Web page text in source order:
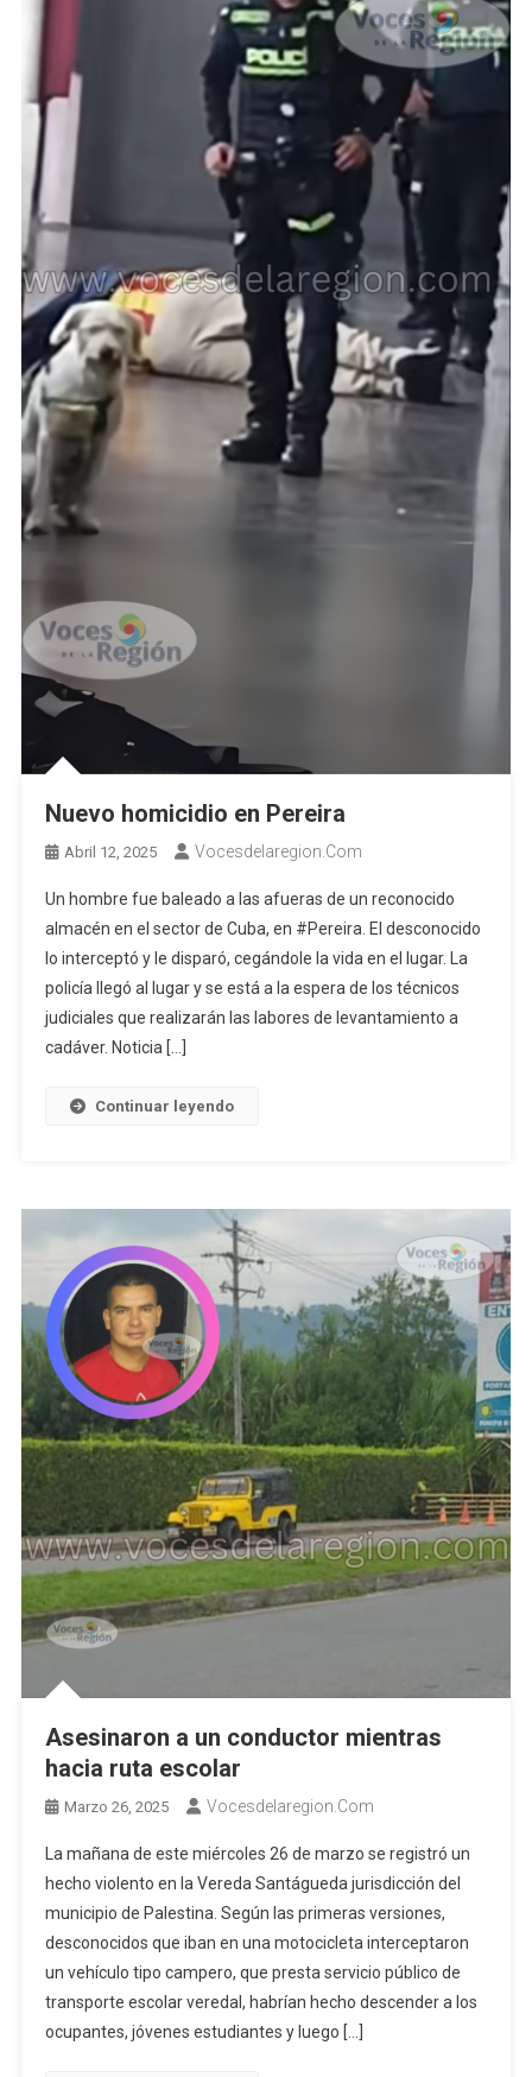
Nuevo homicidio en Pereira
Abril 12, 2025 Vocesdelaregion.com
Un hombre fue baleado a las afueras de un reconocido
almacén en el sector de Cuba, en #Pereira. El desconocido
lo interceptó y le disparó, cegándole la vida en el lugar. La
policía llegó al lugar y se está a la espera de los técnicos
judiciales que realizarán las labores de levantamiento a
cadáver. Noticia […]
Continuar leyendo
Asesinaron a un conductor mientras
hacia ruta escolar
Marzo 26, 2025 Vocesdelaregion.com
La mañana de este miércoles 26 de marzo se registró un
hecho violento en la Vereda Santágueda jurisdicción del
municipio de Palestina. Según las primeras versiones,
desconocidos que iban en una motocicleta interceptaron
un vehículo tipo campero, que presta servicio público de
transporte escolar veredal, habrían hecho descender a los
ocupantes, jóvenes estudiantes y luego […]